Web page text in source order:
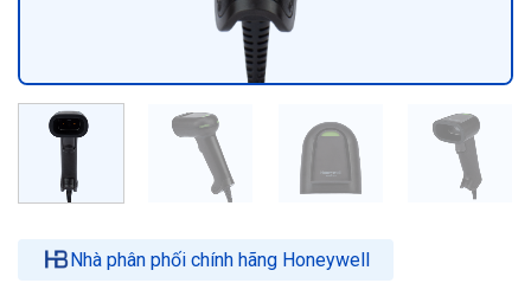
Nhà phân phối chính hãng Honeywell